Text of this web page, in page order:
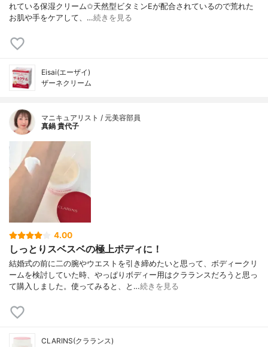
れている保湿クリーム✩天然型ビタミンEが配合されているので荒れた
お肌や手をケアして、…続きを見る
Eisai(エーザイ)
ザーネクリーム
マニキュアリスト / 元美容部員
真鍋 貴代子
4.00
しっとりスベスベの極上ボディに！
結婚式の前に二の腕やウエストを引き締めたいと思って、ボディークリ
ームを検討していた時、やっぱりボディー用はクラランスだろうと思っ
て購入しました。使ってみると、と…続きを見る
CLARINS(クラランス)